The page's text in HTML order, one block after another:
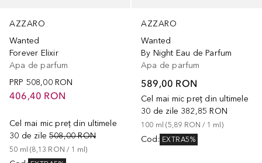
AZZARO
Wanted
Forever Elixir
Apa de parfum
PRP 508,00 RON
406,40 RON
Cel mai mic preț din ultimele
30 de zile 508,00 RON
50 ml (8,13 RON / 1 ml)
AZZARO
Wanted
By Night Eau de Parfum
Apa de parfum
589,00 RON
Cel mai mic preț din ultimele
30 de zile 382,85 RON
100 ml (5,89 RON / 1 ml )
Cod: EXTRA5%